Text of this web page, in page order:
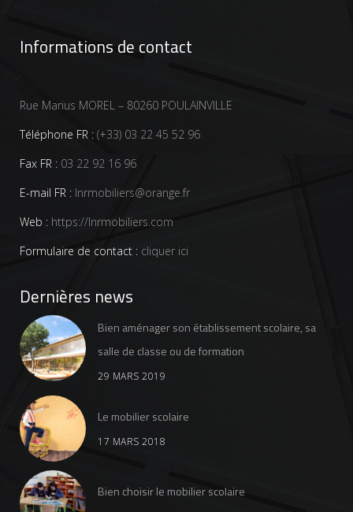
Informations de contact
Rue Marius MOREL – 80260 POULAINVILLE
Téléphone FR : (+33) 03 22 45 52 96
Fax FR : 03 22 92 16 96
E-mail FR : lnrmobiliers@orange.fr
Web : https://lnrmobiliers.com
Formulaire de contact : cliquer ici
Dernières news
Bien aménager son établissement scolaire, sa
salle de classe ou de formation
29 MARS 2019
Le mobilier scolaire
17 MARS 2018
Bien choisir le mobilier scolaire